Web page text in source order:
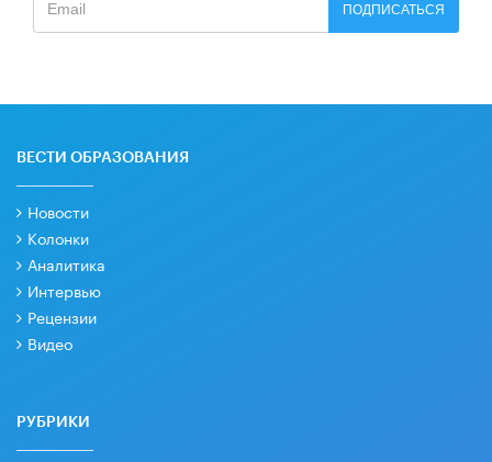
ПОДПИСАТЬСЯ
ВЕСТИ ОБРАЗОВАНИЯ
Новости
Колонки
Аналитика
Интервью
Рецензии
Видео
РУБРИКИ